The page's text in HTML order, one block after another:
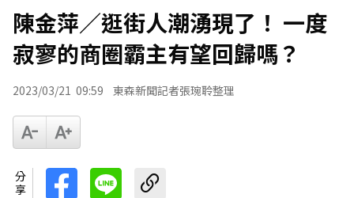
陳金萍／逛街人潮湧現了！ 一度
寂寥的商圈霸主有望回歸嗎？
2023/03/21 09:59 東森新聞記者張琬聆整理
分享